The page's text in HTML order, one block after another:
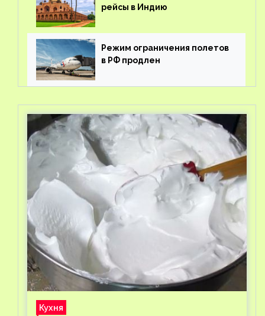
рейсы в Индию
Режим ограничения полетов
в РФ продлен
Кухня